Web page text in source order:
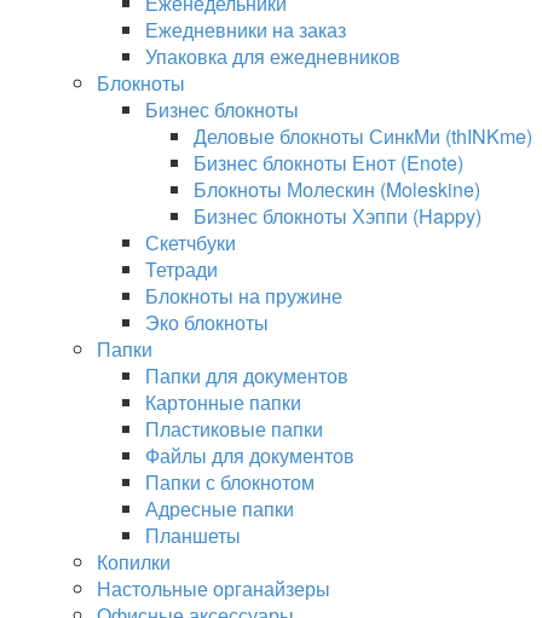
Ежедневники на заказ
Упаковка для ежедневников
Блокноты
Бизнес блокноты
Деловые блокноты СинкМи (thINKme)
Бизнес блокноты Енот (Enote)
Блокноты Молескин (Moleskine)
Бизнес блокноты Хэппи (Happy)
Скетчбуки
Тетради
Блокноты на пружине
Эко блокноты
Папки
Папки для документов
Картонные папки
Пластиковые папки
Файлы для документов
Папки с блокнотом
Адресные папки
Планшеты
Копилки
Настольные органайзеры